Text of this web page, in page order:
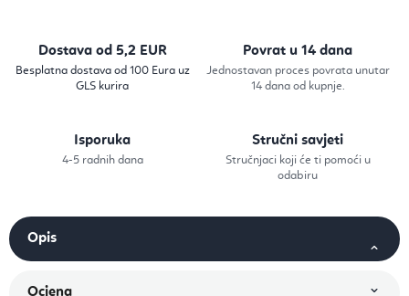
Dostava od 5,2 EUR
Besplatna dostava od 100 Eura uz
GLS kurira
Povrat u 14 dana
Jednostavan proces povrata unutar
14 dana od kupnje.
Isporuka
4-5 radnih dana
Stručni savjeti
Stručnjaci koji će ti pomoći u
odabiru